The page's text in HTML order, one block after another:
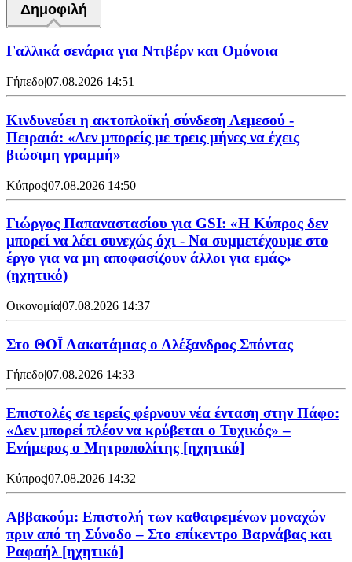
Δημοφιλή
Γαλλικά σενάρια για Ντιβέρν και Ομόνοια
Γήπεδο|07.08.2026 14:51
Κινδυνεύει η ακτοπλοϊκή σύνδεση Λεμεσού -
Πειραιά: «Δεν μπορείς με τρεις μήνες να έχεις
βιώσιμη γραμμή»
Κύπρος|07.08.2026 14:50
Γιώργος Παπαναστασίου για GSI: «Η Κύπρος δεν
μπορεί να λέει συνεχώς όχι - Να συμμετέχουμε στο
έργο για να μη αποφασίζουν άλλοι για εμάς»
(ηχητικό)
Οικονομία|07.08.2026 14:37
Στο ΘΟΪ Λακατάμιας ο Αλέξανδρος Σπόντας
Γήπεδο07.08.2026 14:33
Επιστολές σε ιερείς φέρνουν νέα ένταση στην Πάφο:
«Δεν μπορεί πλέον να κρύβεται ο Τυχικός» –
Ενήμερος ο Μητροπολίτης [ηχητικό]
Κύπρος|07.08.2026 14:32
Αββακούμ: Επιστολή των καθαιρεμένων μοναχών
πριν από τη Σύνοδο – Στο επίκεντρο Βαρνάβας και
Ραφαήλ [ηχητικό]